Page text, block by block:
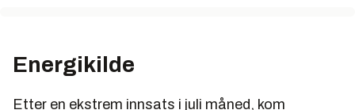
Energikilde
Etter en ekstrem innsats i juli måned, kom